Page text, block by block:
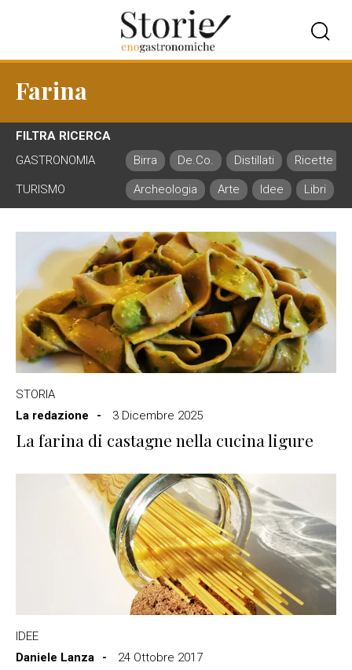
Farina
FILTRA RICERCA
GASTRONOMIA
Birra De.Co. Distillati Ricette
TURISMO Archeologia Arte Idee Libri
STORIA
La redazione
3 Dicembre 2025
La farina di castagne nella cucina ligure
IDEE
Daniele Lanza
24 Ottobre 2017